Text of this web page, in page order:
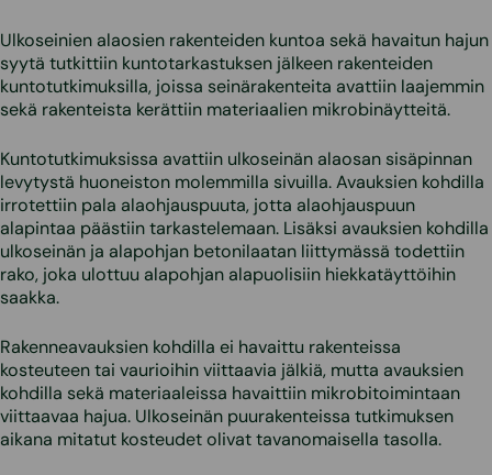
Ulkoseinien alaosien rakenteiden kuntoa sekä havaitun hajun
syytä tutkittiin kuntotarkastuksen jälkeen rakenteiden
kuntotutkimuksilla, joissa seinärakenteita avattiin laajemmin
sekä rakenteista kerättiin materiaalien mikrobinäytteitä.
Kuntotutkimuksissa avattiin ulkoseinän alaosan sisäpinnan
levytystä huoneiston molemmilla sivuilla. Avauksien kohdilla
irrotettiin pala alaohjauspuuta, jotta alaohjauspuun
alapintaa päästiin tarkastelemaan. Lisäksi avauksien kohdilla
ulkoseinän ja alapohjan betonilaatan liittymässä todettiin
rako, joka ulottuu alapohjan alapuolisiin hiekkatäyttöihin
saakka.
Rakenneavauksien kohdilla ei havaittu rakenteissa
kosteuteen tai vaurioihin viittaavia jälkiä, mutta avauksien
kohdilla sekä materiaaleissa havaittiin mikrobitoimintaan
viittaavaa hajua. Ulkoseinän puurakenteissa tutkimuksen
aikana mitatut kosteudet olivat tavanomaisella tasolla.